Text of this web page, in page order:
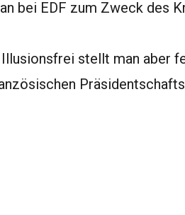
bei EDF zum Zweck des
stellt man aber